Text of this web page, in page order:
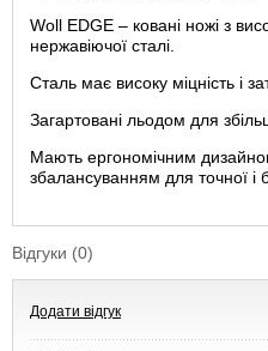
Woll EDGE – ковані ножі з
нержавіючої сталі.
Сталь має високу міцність і
Загартовані льодом для
Мають ергономічним
збалансуванням для точної і
Відгуки (0)
Додати відгук